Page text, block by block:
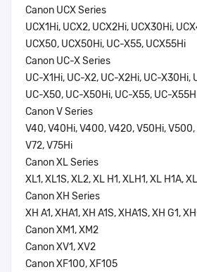
Canon UCX Series
UCX1Hi, UCX2, UCX2Hi, UCX30Hi,
UCX50, UCX50Hi, UC-X55, UCX55Hi
Canon UC-X Series
UC-X1Hi, UC-X2, UC-X2Hi, UC-X30Hi,
UC-X50, UC-X50Hi, UC-X55, UC-
Canon V Series
V40, V40Hi, V400, V420, V50Hi, V500,
V72, V75Hi
Canon XL Series
XL1, XL1S, XL2, XL H1, XLH1, XL H1A,
Canon XH Series
XH A1, XHA1, XH A1S, XHA1S, XH G1,
Canon XM1, XM2
Canon XV1, XV2
Canon XF100, XF105